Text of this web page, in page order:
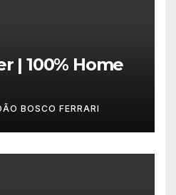
| 100% Home
BOSCO FERRARI